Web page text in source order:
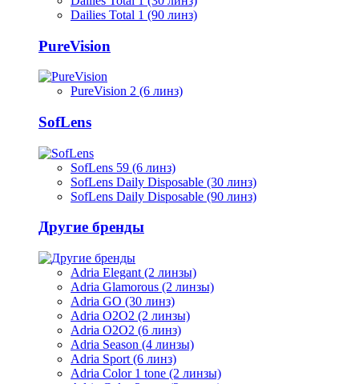
Dailies Total 1 (90 линз)
PureVision
PureVision 2 (6 линз)
SofLens
SofLens 59 (6 линз)
SofLens Daily Disposable (30 линз)
SofLens Daily Disposable (90 линз)
Другие бренды
Adria Elegant (2 линзы)
Adria Glamorous (2 линзы)
Adria GO (30 линз)
Adria O2O2 (2 линзы)
Adria O2O2 (6 линз)
Adria Season (4 линзы)
Adria Sport (6 линз)
Adria Сolor 1 tone (2 линзы)